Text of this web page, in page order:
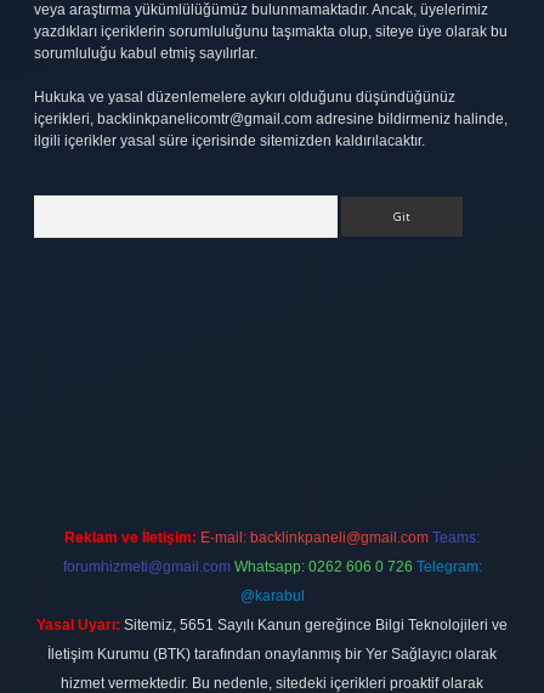
veya araştırma yükümlülüğümüz bulunmamaktadır. Ancak, üyelerimiz
yazdıkları içeriklerin sorumluluğunu taşımakta olup, siteye üye olarak bu
sorumluluğu kabul etmiş sayılırlar.
Hukuka ve yasal düzenlemelere aykırı olduğunu düşündüğünüz
içerikleri, backlinkpanelicomtr@gmail.com adresine bildirmeniz halinde,
ilgili içerikler yasal süre içerisinde sitemizden kaldırılacaktır.
Reklam ve İletişim: E-mail: backlinkpaneli@gmail.com Teams:
forumhizmeti@gmail.com Whatsapp: 0262 606 0 726 Telegram:
@karabul
Yasal Uyarı: Sitemiz, 5651 Sayılı Kanun gereğince Bilgi Teknolojileri ve
İletişim Kurumu (BTK) tarafından onaylanmış bir Yer Sağlayıcı olarak
hizmet vermektedir. Bu nedenle, sitedeki içerikleri proaktif olarak